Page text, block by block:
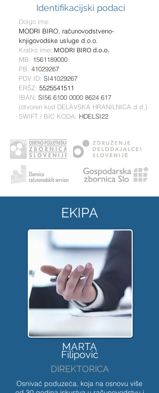
Identifikacijski podaci
Dolgo ime:
MODRI BIRO, računovodstveno-
knjigovodske usluge d.o.o.
Kratko ime: MODRI BIRO d.o.o.
MB: 1561189000
PB: 41029267
PDV ID: SI41029267
ERŠZ: 5525541511
IBAN: SI56 6100 0000 8624 617
(otvoren kod DELAVSKA HRANILNICA d.d.)
SWIFT / BIC KODA: HDELSI22
EKIPA
MARTA
Filipović
DIREKTORICA
Osnivać poduzeća, koja na osnovu više